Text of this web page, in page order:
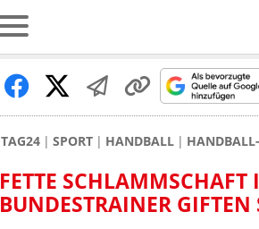
TAG24 SPORT HANDBALL
FETTE
BUNDESTRAINER